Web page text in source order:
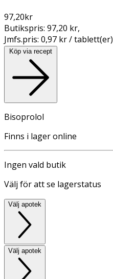
97,20kr
Butikspris: 97,20 kr,
Jmfs.pris: 0,97 kr / tablett(er)
Köp via recept
Bisoprolol
Finns i lager online
Ingen vald butik
Välj för att se lagerstatus
Välj apotek
Välj apotek